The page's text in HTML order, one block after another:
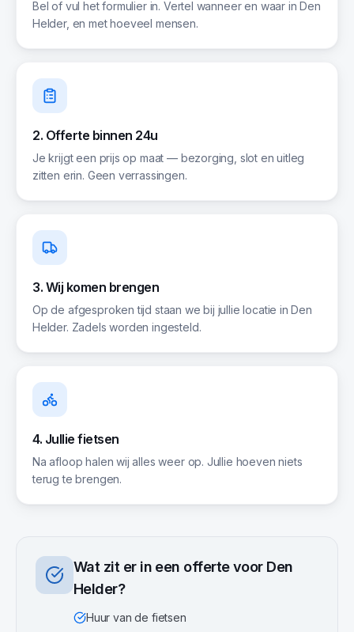
Bel of vul het formulier in. Vertel wanneer en waar in Den
Helder, en met hoeveel mensen.
2. Offerte binnen 24u
Je krijgt een prijs op maat — bezorging, slot en uitleg
zitten erin. Geen verrassingen.
3. Wij komen brengen
Op de afgesproken tijd staan we bij jullie locatie in Den
Helder. Zadels worden ingesteld.
4. Jullie fietsen
Na afloop halen wij alles weer op. Jullie hoeven niets
terug te brengen.
Wat zit er in een offerte voor Den
Helder?
Huur van de fietsen